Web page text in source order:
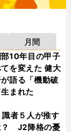
月間
部10年目の甲子
を変えた 健大
語る「機動破
まれた
者５人が推す
？ J2降格の憂